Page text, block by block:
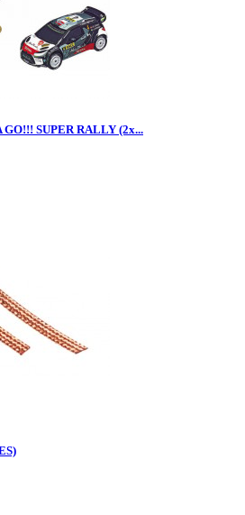
SUPER RALLY (2x...